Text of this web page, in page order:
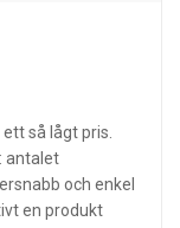
så lågt pris.
antalet
och enkel
en produkt